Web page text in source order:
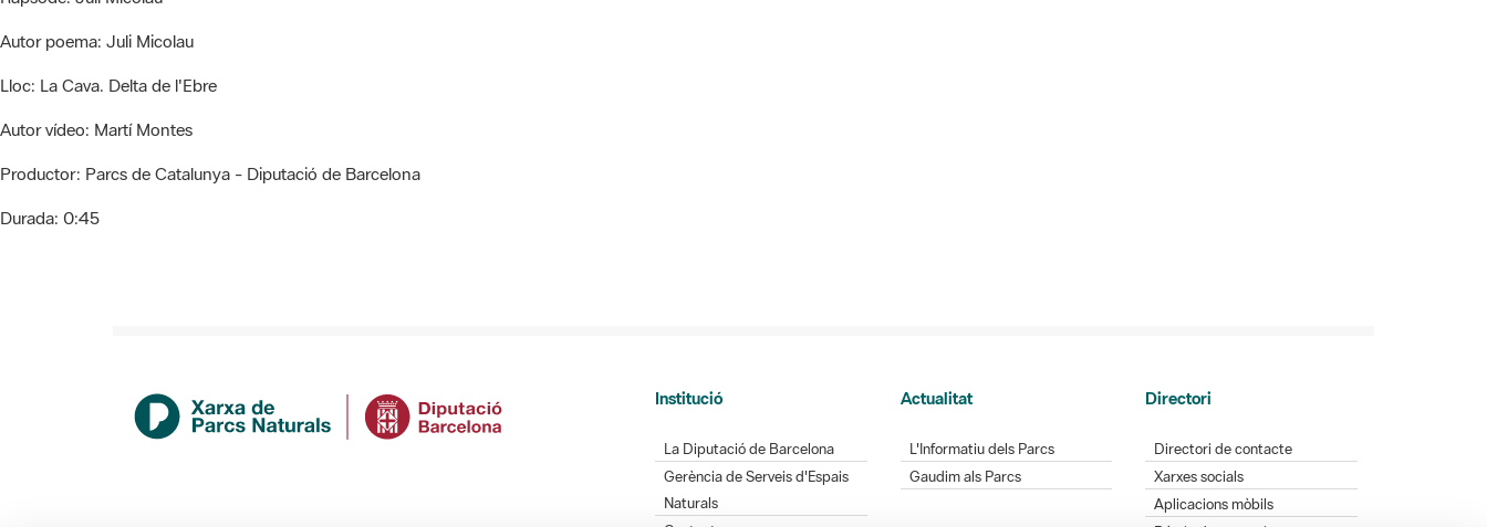
Autor poema: Juli Micolau
Lloc: La Cava. Delta de l'Ebre
Autor vídeo: Martí Montes
Productor: Parcs de Catalunya - Diputació de Barcelona
Durada: 0:45
Institució
La Diputació de Barcelona
Gerència de Serveis d'Espais
Naturals
Actualitat
L'Informatiu dels Parcs
Gaudim als Parcs
Directori
Directori de contacte
Xarxes socials
Aplicacions mòbils